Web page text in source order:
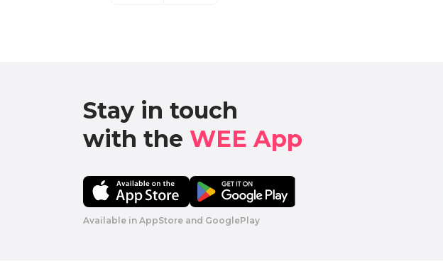
Stay in touch
with the WEE App
Available in AppStore and GooglePlay